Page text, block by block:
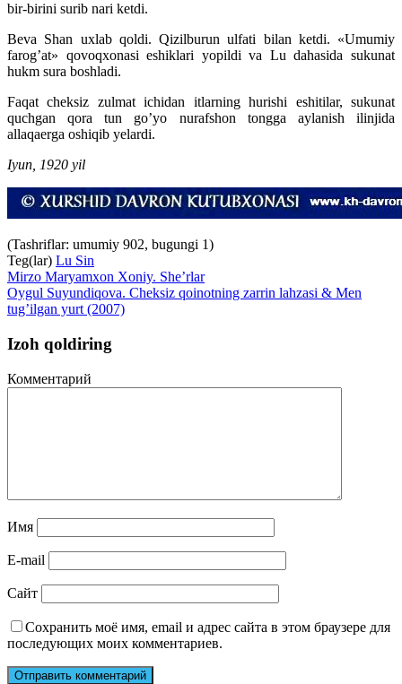
bir-birini surib nari ketdi.
Beva Shan uxlab qoldi. Qizilburun ulfati bilan ketdi. «Umumiy
farog’at» qovoqxonasi eshiklari yopildi va Lu dahasida sukunat
hukm sura boshladi.
Faqat cheksiz zulmat ichidan itlarning hurishi eshitilar, sukunat
quchgan qora tun go’yo nurafshon tongga aylanish ilinjida
allaqaerga oshiqib yelardi.
Iyun, 1920 yil
(Tashriflar: umumiy 902, bugungi 1)
Teg(lar) Lu Sin
Mirzo Maryamxon Xoniy. She’rlar
Oygul Suyundiqova. Cheksiz qoinotning zarrin lahzasi & Men
tug’ilgan yurt (2007)
Izoh qoldiring
Комментарий
Имя
E-mail
Сайт
Сохранить моё имя, email и адрес сайта в этом браузере для
последующих моих комментариев.